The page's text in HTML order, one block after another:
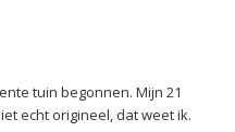
tuin begonnen. Mijn 21
echt origineel, dat weet ik.